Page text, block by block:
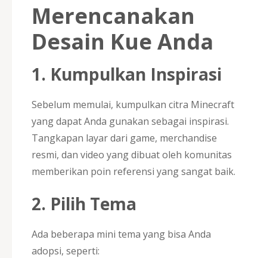
Merencanakan
Desain Kue Anda
1. Kumpulkan Inspirasi
Sebelum memulai, kumpulkan citra Minecraft
yang dapat Anda gunakan sebagai inspirasi.
Tangkapan layar dari game, merchandise
resmi, dan video yang dibuat oleh komunitas
memberikan poin referensi yang sangat baik.
2. Pilih Tema
Ada beberapa mini tema yang bisa Anda
adopsi, seperti: